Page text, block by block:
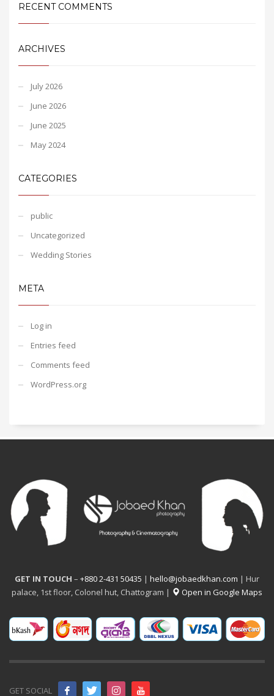
RECENT COMMENTS
ARCHIVES
July 2026
June 2026
June 2025
May 2024
CATEGORIES
public
Uncategorized
Wedding Stories
META
Log in
Entries feed
Comments feed
WordPress.org
GET IN TOUCH – +880 2-431 50435 | hello@jobaedkhan.com | Hur
palace, 1st floor, Colonel hut, Chattogram |
Open in Google Maps
GET SOCIAL